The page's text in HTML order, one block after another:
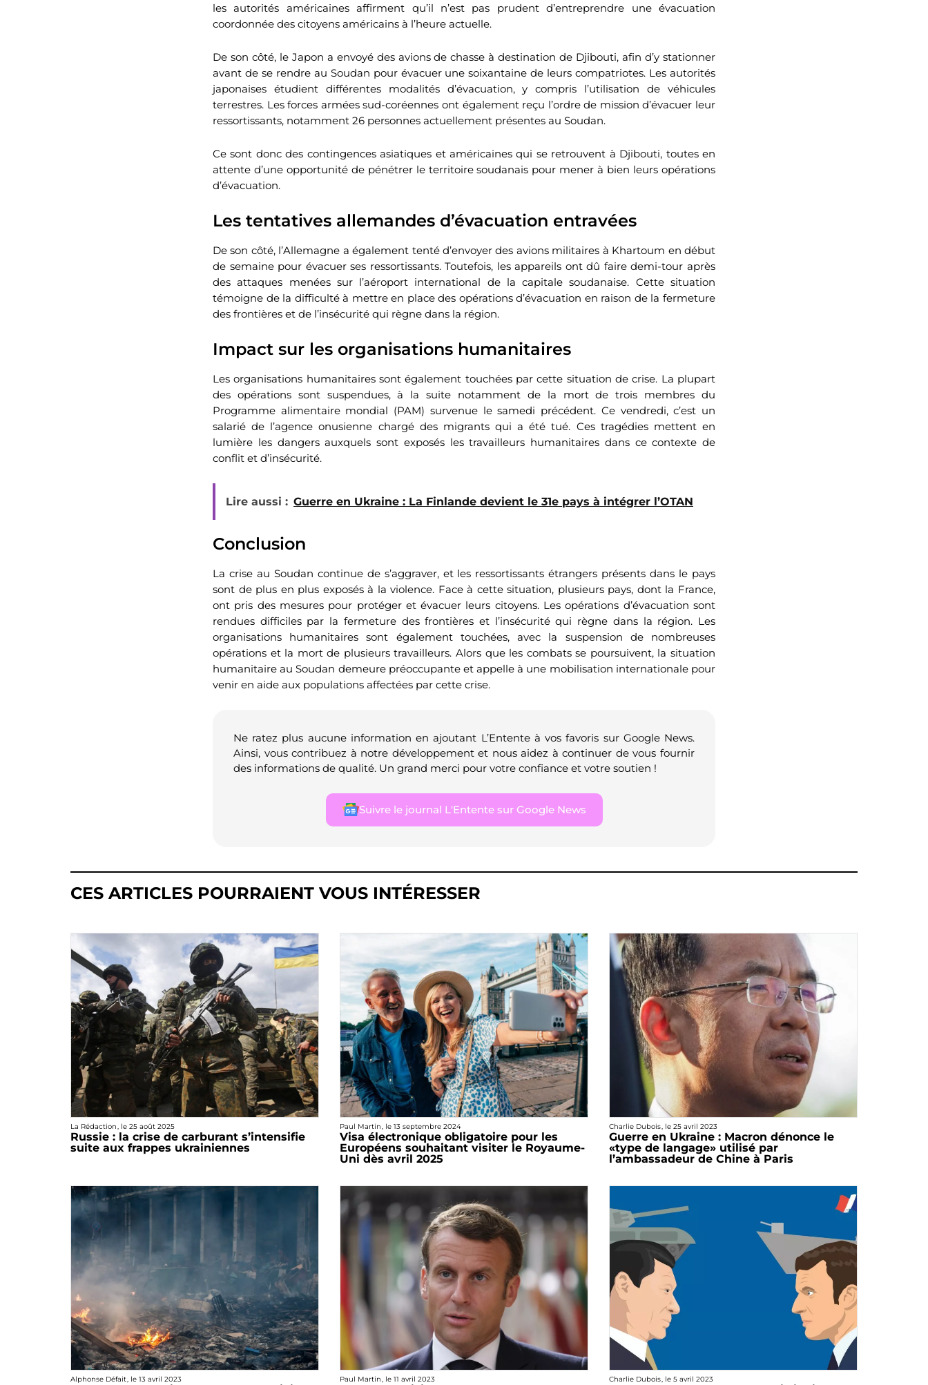
les autorités américaines affirment qu’il n’est pas prudent d’entreprendre une évacuation
coordonnée des citoyens américains à l’heure actuelle.
De son côté, le Japon a envoyé des avions de chasse à destination de Djibouti, afin d’y stationner
avant de se rendre au Soudan pour évacuer une soixantaine de leurs compatriotes. Les autorités
japonaises étudient différentes modalités d’évacuation, y compris l’utilisation de véhicules
terrestres. Les forces armées sud-coréennes ont également reçu l’ordre de mission d’évacuer leur
ressortissants, notamment 26 personnes actuellement présentes au Soudan.
Ce sont donc des contingences asiatiques et américaines qui se retrouvent à Djibouti, toutes en
attente d’une opportunité de pénétrer le territoire soudanais pour mener à bien leurs opérations
d’évacuation.
Les tentatives allemandes d’évacuation entravées
De son côté, l’Allemagne a également tenté d’envoyer des avions militaires à Khartoum en début
de semaine pour évacuer ses ressortissants. Toutefois, les appareils ont dû faire demi-tour après
des attaques menées sur l’aéroport international de la capitale soudanaise. Cette situation
témoigne de la difficulté à mettre en place des opérations d’évacuation en raison de la fermeture
des frontières et de l’insécurité qui règne dans la région.
Impact sur les organisations humanitaires
Les organisations humanitaires sont également touchées par cette situation de crise. La plupart
des opérations sont suspendues, à la suite notamment de la mort de trois membres du
Programme alimentaire mondial (PAM) survenue le samedi précédent. Ce vendredi, c’est un
salarié de l’agence onusienne chargé des migrants qui a été tué. Ces tragédies mettent en
lumière les dangers auxquels sont exposés les travailleurs humanitaires dans ce contexte de
conflit et d’insécurité.
Lire aussi : Guerre en Ukraine : La Finlande devient le 31e pays à intégrer l’OTAN
Conclusion
La crise au Soudan continue de s’aggraver, et les ressortissants étrangers présents dans le pays
sont de plus en plus exposés à la violence. Face à cette situation, plusieurs pays, dont la France,
ont pris des mesures pour protéger et évacuer leurs citoyens. Les opérations d’évacuation sont
rendues difficiles par la fermeture des frontières et l’insécurité qui règne dans la région. Les
organisations humanitaires sont également touchées, avec la suspension de nombreuses
opérations et la mort de plusieurs travailleurs. Alors que les combats se poursuivent, la situation
humanitaire au Soudan demeure préoccupante et appelle à une mobilisation internationale pour
venir en aide aux populations affectées par cette crise.
Ne ratez plus aucune information en ajoutant L’Entente à vos favoris sur Google News.
Ainsi, vous contribuez à notre développement et nous aidez à continuer de vous fournir
des informations de qualité. Un grand merci pour votre confiance et votre soutien !
Suivre le journal L'Entente sur Google News
CES ARTICLES POURRAIENT VOUS INTÉRESSER
La Rédaction, le 25 août 2025
Russie : la crise de carburant s’intensifie
suite aux frappes ukrainiennes
Paul Martin, le 13 septembre 2024
Visa électronique obligatoire pour les
Européens souhaitant visiter le Royaume-
Uni dès avril 2025
Charlie Dubois, le 25 avril 2023
Guerre en Ukraine : Macron dénonce le
«type de langage» utilisé par
l’ambassadeur de Chine à Paris
Alphonse Défait, le 13 avril 2023 Paul Martin, le 11 avril 2023 Charlie Dubois, le 5 avril 2023